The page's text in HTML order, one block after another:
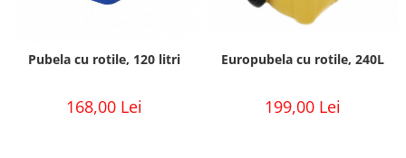
Pubela cu rotile, 120 litri
168,00 Lei
Europubela cu rotile, 240L
199,00 Lei